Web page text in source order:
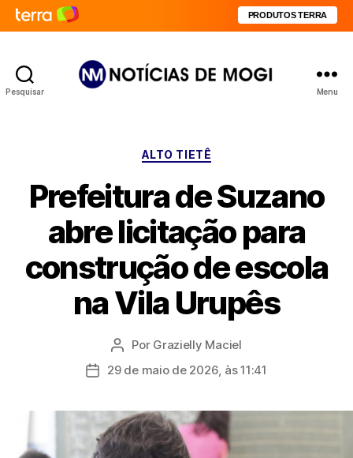
PRODUTOS TERRA
Pesquisar Menu
Categorias
ALTO TIETÊ
Prefeitura de Suzano
abre licitação para
construção de escola
na Vila Urupês
Autor
do
Por Grazielly Maciel
Data29 de maio de 2026, às 11:41